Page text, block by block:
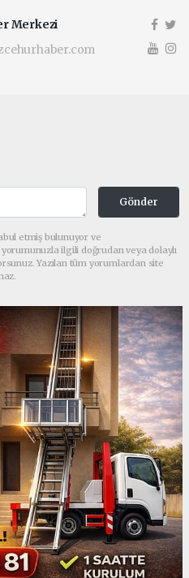
Merkezi
Gönder
etmiş bulunuyor ve
yorumunuzla ilgili doğrudan veya dolaylı
Yazılan tüm yorumlardan site